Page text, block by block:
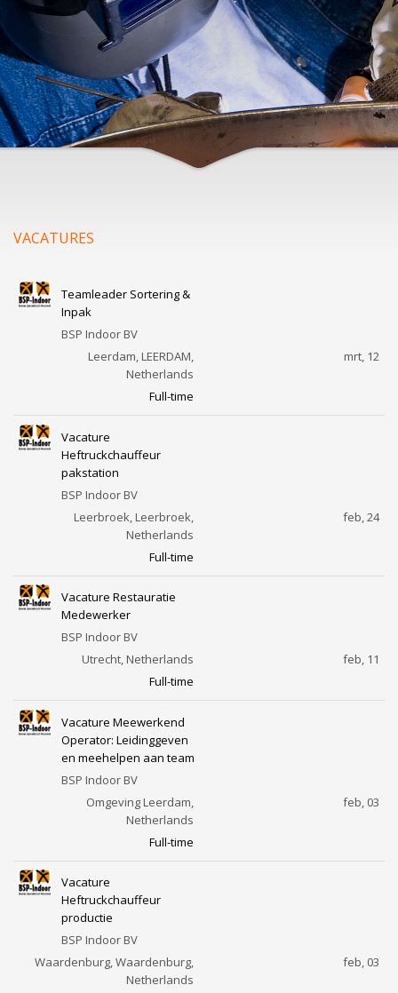
VACATURES
Teamleader Sortering &
Inpak
BSP Indoor BV
Leerdam, LEERDAM,
Netherlands
Full-time
mrt, 12
Vacature
Heftruckchauffeur
pakstation
BSP Indoor BV
Leerbroek, Leerbroek,
Netherlands
Full-time
feb, 24
Vacature Restauratie
Medewerker
BSP Indoor BV
Utrecht, Netherlands
Full-time
feb, 11
Vacature Meewerkend
Operator: Leidinggeven
en meehelpen aan team
BSP Indoor BV
Omgeving Leerdam,
Netherlands
Full-time
feb, 03
Vacature
Heftruckchauffeur
productie
BSP Indoor BV
Waardenburg, Waardenburg,
Netherlands
feb, 03